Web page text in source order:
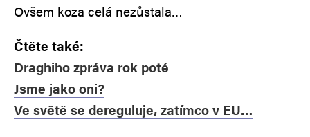
Ovšem koza celá nezůstala…
Čtěte také:
Draghiho zpráva rok poté
Jsme jako oni?
Ve světě se dereguluje, zatímco v EU…